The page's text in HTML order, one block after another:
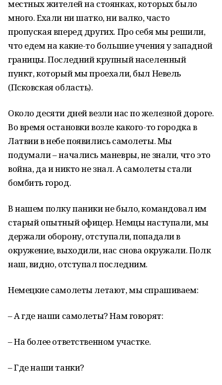
местных жителей на стоянках, которых было
много. Ехали ни шатко, ни валко, часто
пропуская вперед других. Про себя мы решили,
что едем на какие-то большие учения у западной
границы. Последний крупный населенный
пункт, который мы проехали, был Невель
(Псковская область).
Около десяти дней везли нас по железной дороге.
Во время остановки возле какого-то городка в
Латвии в небе появились самолеты. Мы
подумали – начались маневры, не знали, что это
война, да и никто не знал. А самолеты стали
бомбить город.
В нашем полку паники не было, командовал им
старый опытный офицер. Немцы наступали, мы
держали оборону, отступали, попадали в
окружение, выходили, нас снова окружали. Полк
наш, видно, отступал последним.
Немецкие самолеты летают, мы спрашиваем:
– А где наши самолеты? Нам говорят:
– На более ответственном участке.
– Где наши танки?